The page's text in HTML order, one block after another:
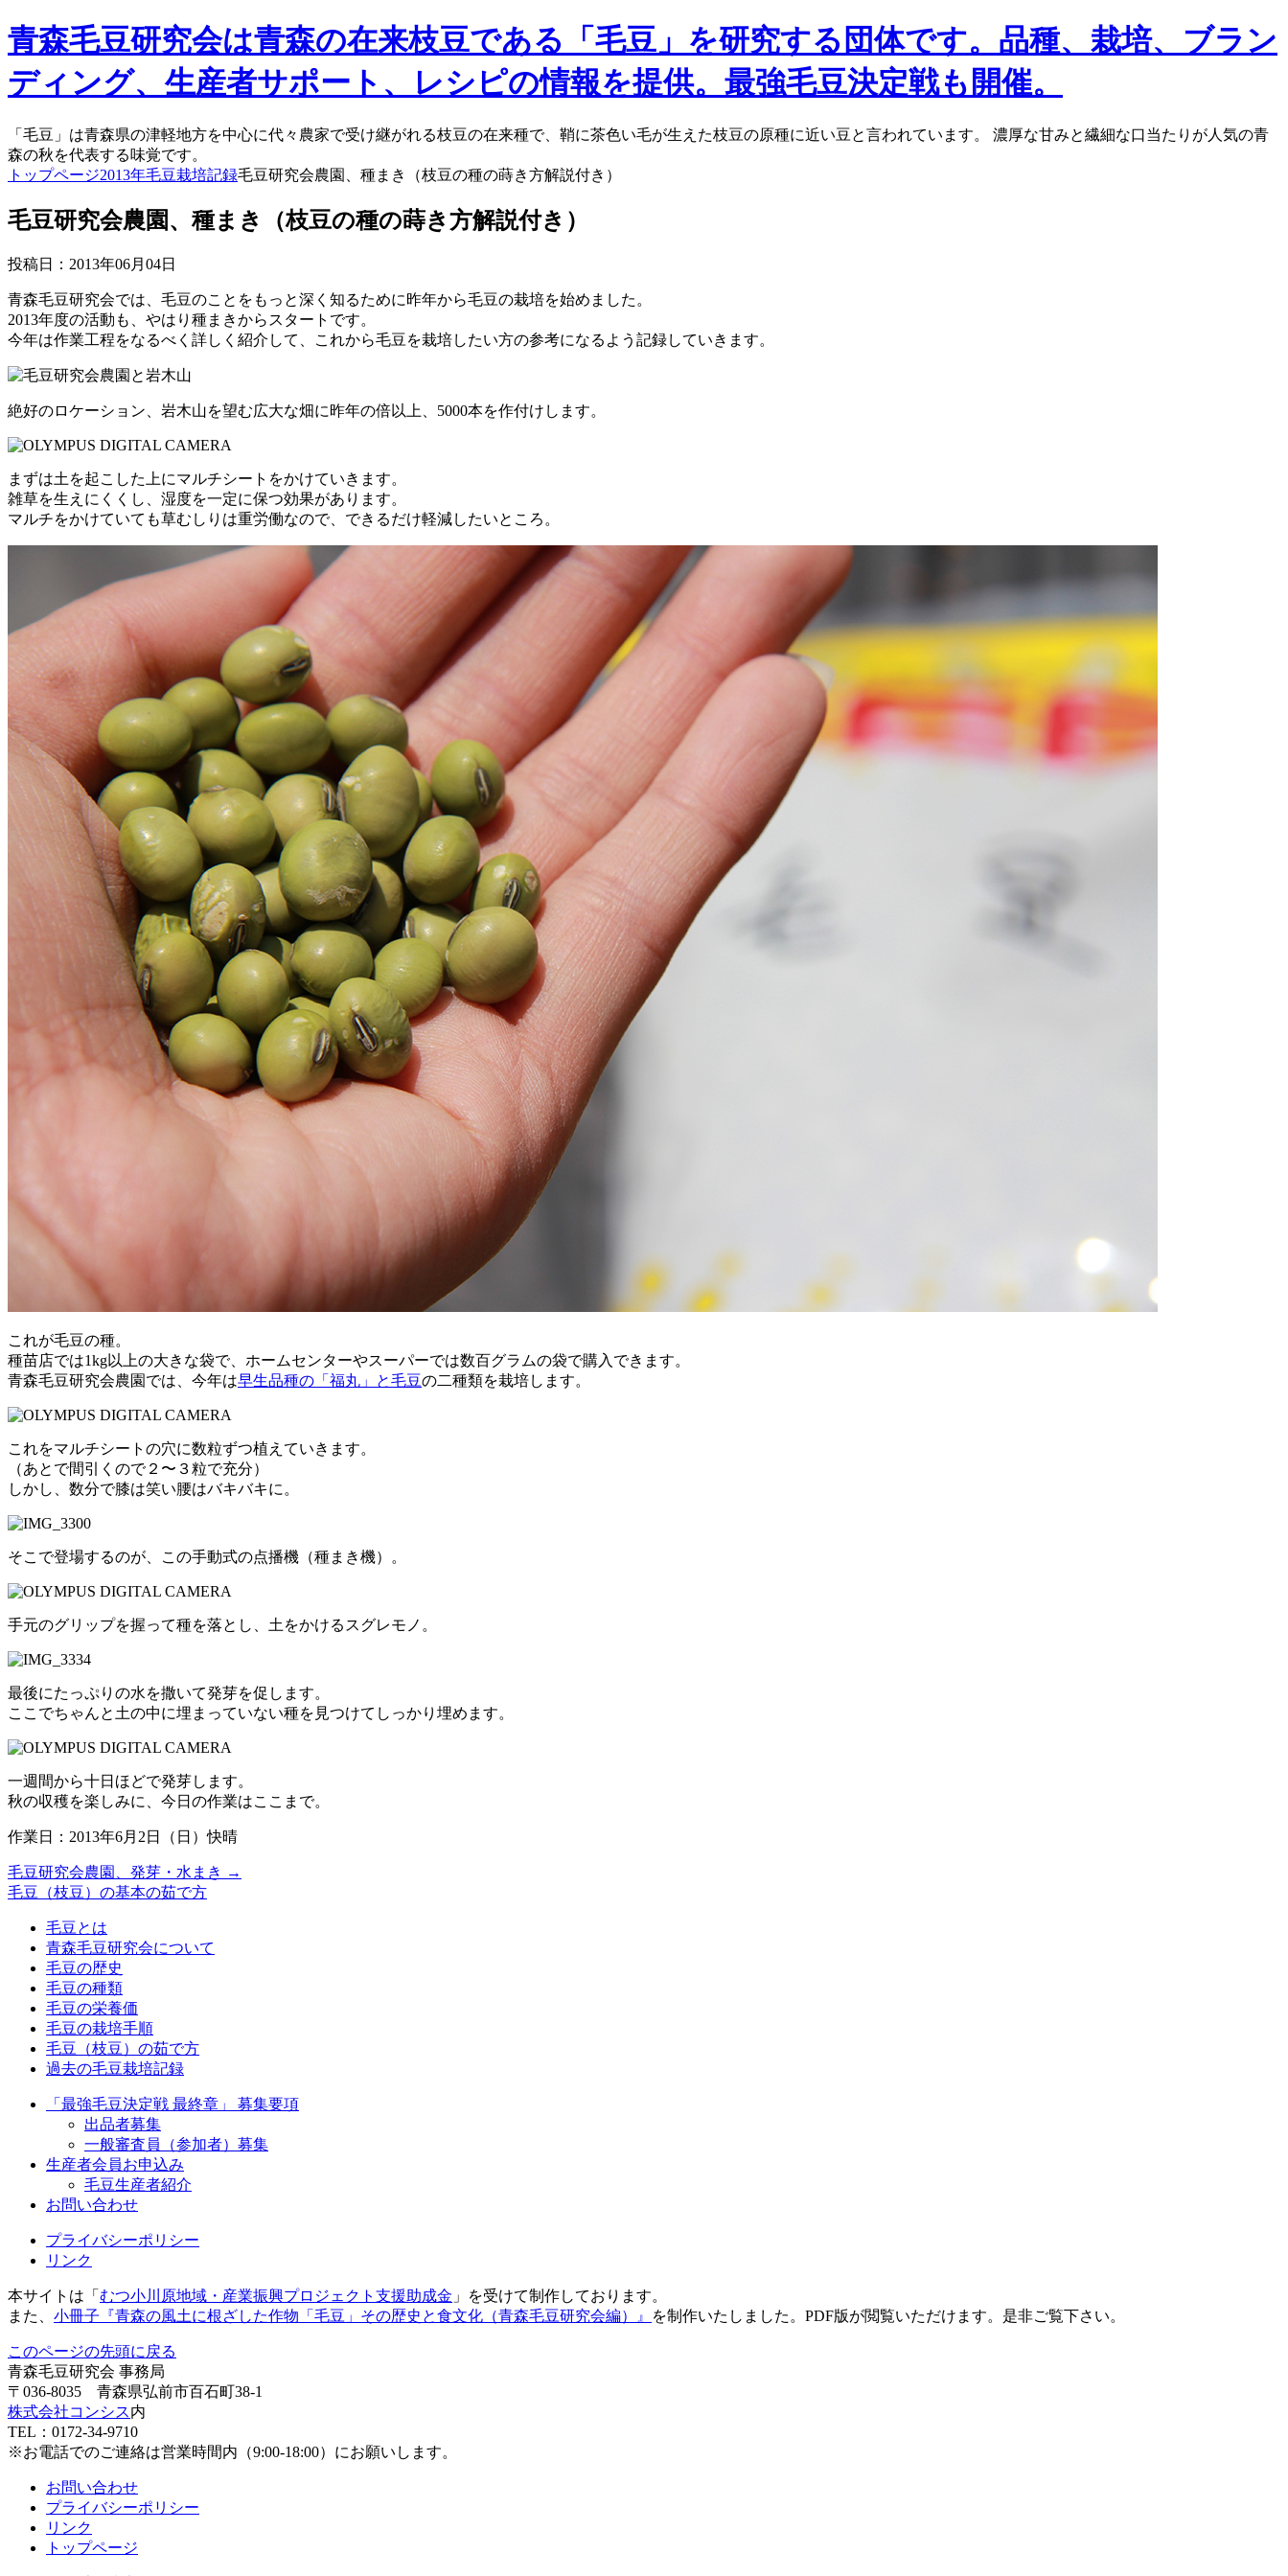
青森毛豆研究会は青森の在来枝豆である「毛豆」を研究する団体です。品種、栽培、ブラン
ディング、生産者サポート、レシピの情報を提供。最強毛豆決定戦も開催。
「毛豆」は青森県の津軽地方を中心に代々農家で受け継がれる枝豆の在来種で、鞘に茶色い毛が生えた枝豆の原種に近い豆と言われています。 濃厚な甘みと繊細な口当たりが人気の青
森の秋を代表する味覚です。
トップページ2013年毛豆栽培記録毛豆研究会農園、種まき（枝豆の種の蒔き方解説付き）
毛豆研究会農園、種まき（枝豆の種の蒔き方解説付き）
投稿日：2013年06月04日
青森毛豆研究会では、毛豆のことをもっと深く知るために昨年から毛豆の栽培を始めました。
2013年度の活動も、やはり種まきからスタートです。
今年は作業工程をなるべく詳しく紹介して、これから毛豆を栽培したい方の参考になるよう記録していきます。
絶好のロケーション、岩木山を望む広大な畑に昨年の倍以上、5000本を作付けします。
まずは土を起こした上にマルチシートをかけていきます。
雑草を生えにくくし、湿度を一定に保つ効果があります。
マルチをかけていても草むしりは重労働なので、できるだけ軽減したいところ。
これが毛豆の種。
種苗店では1kg以上の大きな袋で、ホームセンターやスーパーでは数百グラムの袋で購入できます。
青森毛豆研究会農園では、今年は早生品種の「福丸」と毛豆の二種類を栽培します。
これをマルチシートの穴に数粒ずつ植えていきます。
（あとで間引くので２〜３粒で充分）
しかし、数分で膝は笑い腰はバキバキに。
そこで登場するのが、この手動式の点播機（種まき機）。
手元のグリップを握って種を落とし、土をかけるスグレモノ。
最後にたっぷりの水を撒いて発芽を促します。
ここでちゃんと土の中に埋まっていない種を見つけてしっかり埋めます。
一週間から十日ほどで発芽します。
秋の収穫を楽しみに、今日の作業はここまで。
作業日：2013年6月2日（日）快晴
毛豆研究会農園、発芽・水まき →
毛豆（枝豆）の基本の茹で方
毛豆とは
青森毛豆研究会について
毛豆の歴史
毛豆の種類
毛豆の栄養価
毛豆の栽培手順
毛豆（枝豆）の茹で方
過去の毛豆栽培記録
「最強毛豆決定戦 最終章」 募集要項
出品者募集
一般審査員（参加者）募集
生産者会員お申込み
毛豆生産者紹介
お問い合わせ
プライバシーポリシー
リンク
本サイトは「 むつ小川原地域・産業振興プロジェクト支援助成金 」を受けて制作しております。
また、 小冊子『青森の風土に根ざした作物「毛豆」その歴史と食文化（青森毛豆研究会編）』 を制作いたしました。PDF版が閲覧いただけます。是非ご覧下さい。
このページの先頭に戻る
青森毛豆研究会 事務局
〒036-8035 青森県弘前市百石町38-1
株式会社コンシス内
TEL：0172-34-9710
※お電話でのご連絡は営業時間内（9:00-18:00）にお願いします。
お問い合わせ
プライバシーポリシー
リンク
トップページ